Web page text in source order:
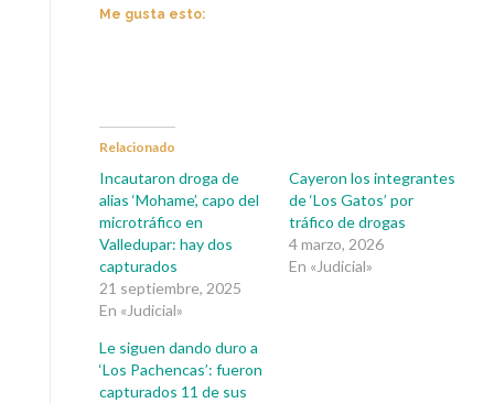
Me gusta esto:
Relacionado
Incautaron droga de
alias ‘Mohame’, capo del
microtráfico en
Valledupar: hay dos
capturados
21 septiembre, 2025
En «Judicial»
Cayeron los integrantes
de ‘Los Gatos’ por
tráfico de drogas
4 marzo, 2026
En «Judicial»
Le siguen dando duro a
‘Los Pachencas’: fueron
capturados 11 de sus